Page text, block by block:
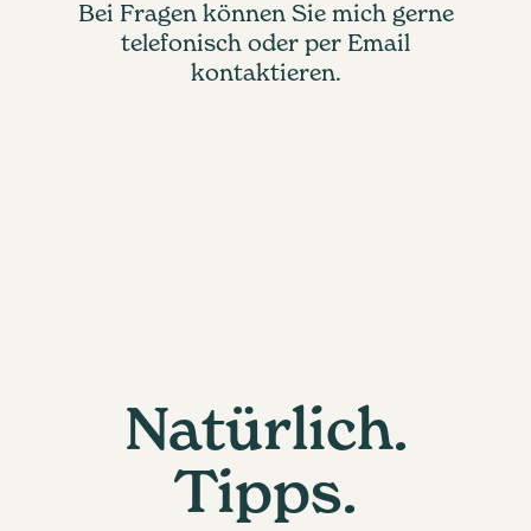
Bei Fragen können Sie mich gerne
telefonisch oder per Email
kontaktieren.
Natürlich.
Tipps.